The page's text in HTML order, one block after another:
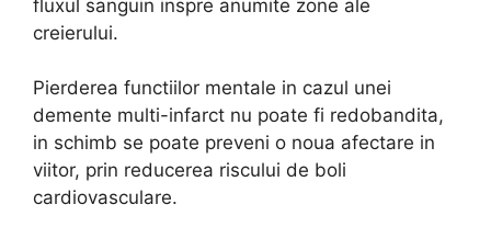
fluxul sanguin inspre anumite zone ale
creierului.
Pierderea functiilor mentale in cazul unei
demente multi-infarct nu poate fi redobandita,
in schimb se poate preveni o noua afectare in
viitor, prin reducerea riscului de boli
cardiovasculare.